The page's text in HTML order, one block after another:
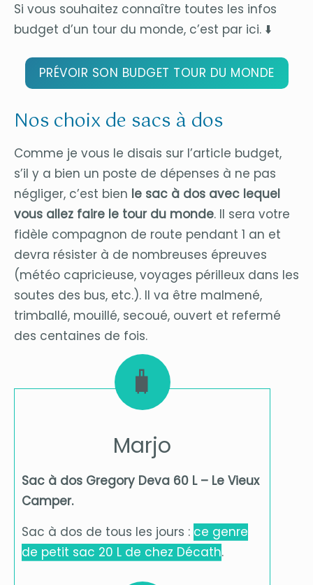
Si vous souhaitez connaître toutes les infos
budget d’un tour du monde, c’est par ici. ⬇️
PRÉVOIR SON BUDGET TOUR DU MONDE
Nos choix de sacs à dos
Comme je vous le disais sur l’article budget,
s’il y a bien un poste de dépenses à ne pas
négliger, c’est bien le sac à dos avec lequel
vous allez faire le tour du monde. Il sera votre
fidèle compagnon de route pendant 1 an et
devra résister à de nombreuses épreuves
(météo capricieuse, voyages périlleux dans les
soutes des bus, etc.). Il va être malmené,
trimballé, mouillé, secoué, ouvert et refermé
des centaines de fois.
🧳
Marjo
Sac à dos Gregory Deva 60 L – Le Vieux
Camper.
Sac à dos de tous les jours : ce genre
de petit sac 20 L de chez Décath.